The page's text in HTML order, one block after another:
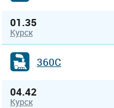
01.35
Курск
360С
04.42
Курск